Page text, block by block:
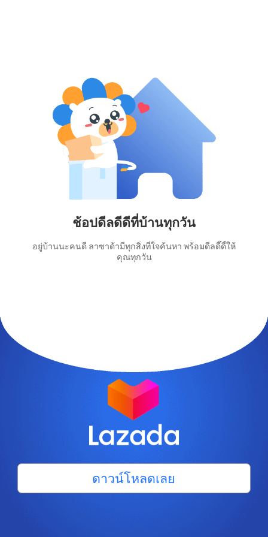
ช้อปดีลดีดีที่บ้านทุกวัน
อยู่บ้านนะคนดี ลาซาด้ามีทุกสิ่งที่ใจค้นหา พร้อมดีลดี๊ดี้ให้
คุณทุกวัน
ดาวน์โหลดเลย